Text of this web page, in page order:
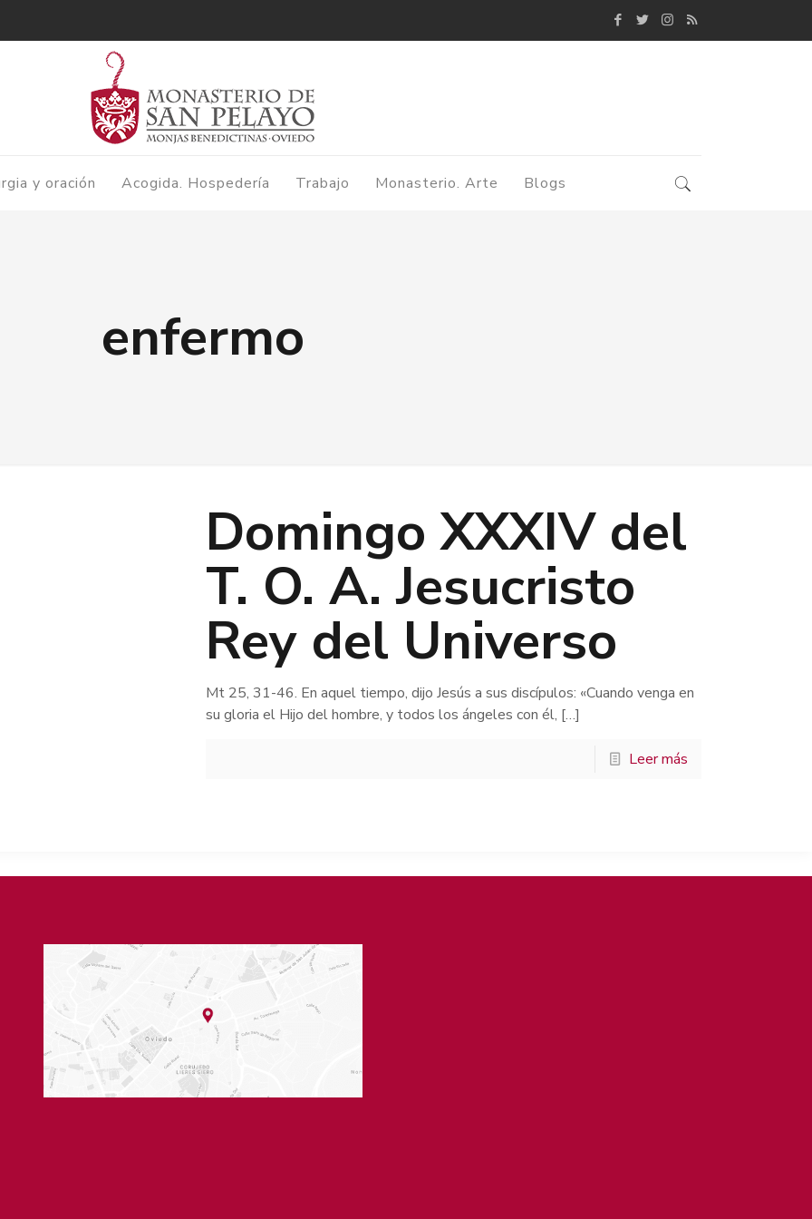
y oración Acogida. Hospedería Trabajo Monasterio. Arte Blogs
enfermo
Domingo XXXIV del
T. O. A. Jesucristo
Rey del Universo
Mt 25, 31-46. En aquel tiempo, dijo Jesús a sus discípulos: «Cuando venga en
su gloria el Hijo del hombre, y todos los ángeles con él, […]
Leer más